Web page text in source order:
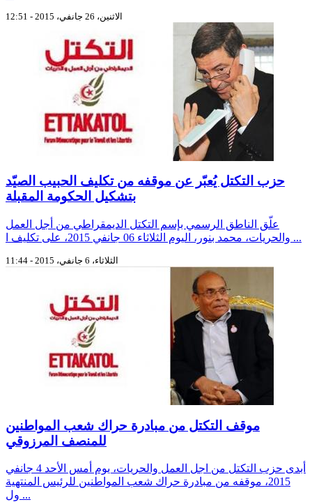
الاثنين، 26 جانفي، 2015 - 12:51
حزب التكتل يُعبّر عن موقفه من تكليف الحبيب الصيّد
بتشكيل الحكومة المقبلة
علّق الناطق الرسمي بإسم التكتل الديمقراطي من أجل العمل
والحريات، محمد بنور، اليوم الثلاثاء 06 جانفي 2015، على تكليف ا ...
الثلاثاء، 6 جانفي، 2015 - 11:44
موقف التكتل من مبادرة حراك شعب المواطنين
للمنصف المرزوقي
أبدى حزب التكتل من اجل العمل والحريات، يوم أمس الأحد 4 جانفي
2015، موقفه من مبادرة حراك شعب المواطنين للرئيس المنتهية
ول ...